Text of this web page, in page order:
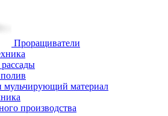
Проращиватели
мульчирующий материал
производства